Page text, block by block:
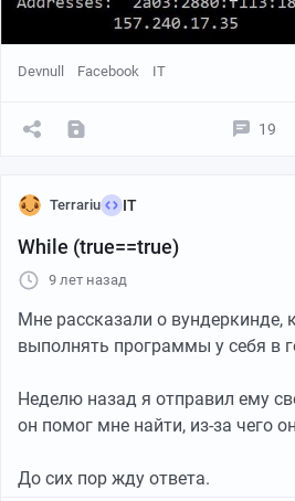
Devnull Facebook IT
19
Terrariu IT
While (true==true)
9 лет назад
Мне рассказали о вундеркинде,
выполнять программы у себя в
Неделю назад я отправил ему
он помог мне найти, из-за чего
До сих пор жду ответа.